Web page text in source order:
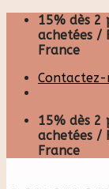
Skip
content
15% dès 2
achetées /
France
Contactez-
15% dès 2
achetées /
France